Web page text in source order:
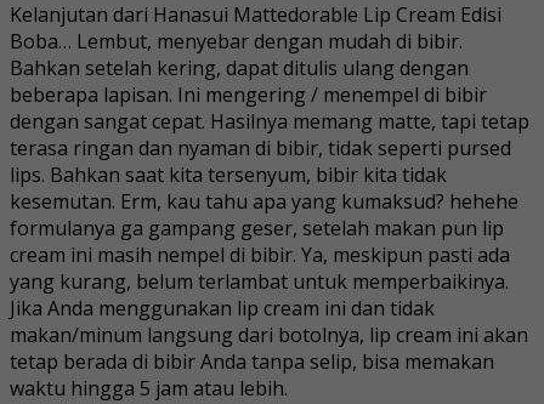
Kelanjutan dari Hanasui Mattedorable Lip Cream Edisi
Boba… Lembut, menyebar dengan mudah di bibir.
Bahkan setelah kering, dapat ditulis ulang dengan
beberapa lapisan. Ini mengering / menempel di bibir
dengan sangat cepat. Hasilnya memang matte, tapi tetap
terasa ringan dan nyaman di bibir, tidak seperti pursed
lips. Bahkan saat kita tersenyum, bibir kita tidak
kesemutan. Erm, kau tahu apa yang kumaksud? hehehe
formulanya ga gampang geser, setelah makan pun lip
cream ini masih nempel di bibir. Ya, meskipun pasti ada
yang kurang, belum terlambat untuk memperbaikinya.
Jika Anda menggunakan lip cream ini dan tidak
makan/minum langsung dari botolnya, lip cream ini akan
tetap berada di bibir Anda tanpa selip, bisa memakan
waktu hingga 5 jam atau lebih.